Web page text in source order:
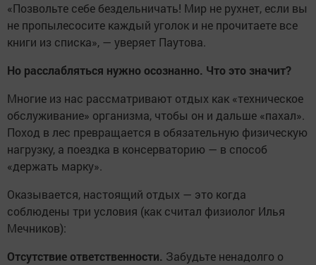
«Позвольте себе бездельничать! Мир не рухнет, если вы
не пропылесосите каждый уголок и не прочитаете все
книги из списка», — уверяет Паутова.
Но расслабляться нужно осознанно. Что это значит?
Многие из нас рассматривают отдых как «техническое
обслуживание» организма, чтобы он и дальше «пахал».
Поход в лес превращается в обязательную физическую
нагрузку, а поездка в консерваторию — в способ
«держать марку».
Оказывается, настоящий отдых — это когда
соблюдены три условия (как считал физиолог Илья
Мечников):
Отсутствие ответственности. Забудьте ненадолго о